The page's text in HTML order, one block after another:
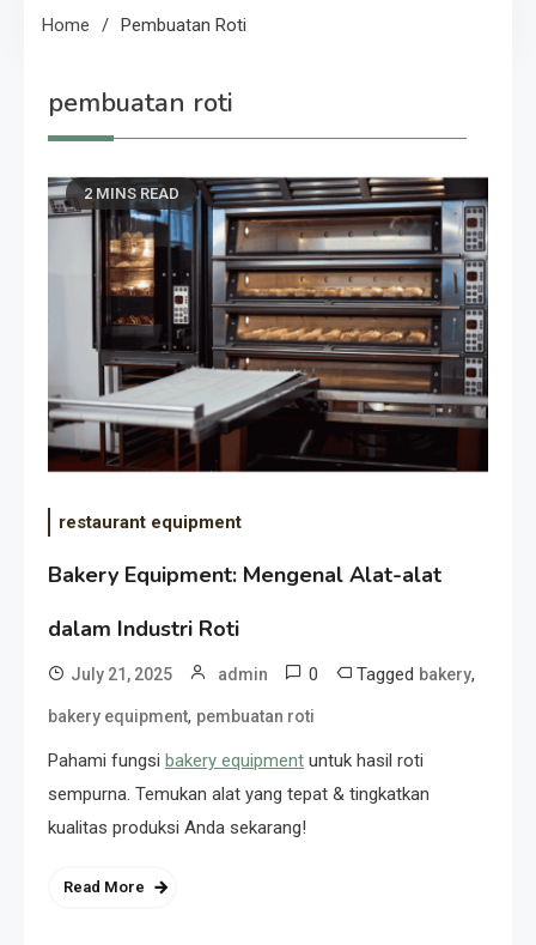
Home Pembuatan Roti
pembuatan roti
2 MINS READ
restaurant equipment
Bakery Equipment: Mengenal Alat-alat
dalam Industri Roti
July 21, 2025 admin 0 Tagged bakery,
bakery equipment, pembuatan roti
Pahami fungsi bakery equipment untuk hasil roti
sempurna. Temukan alat yang tepat & tingkatkan
kualitas produksi Anda sekarang!
Read More